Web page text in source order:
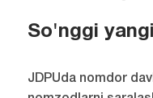
So'nggi
JDPUda nomdor